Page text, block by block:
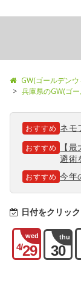
GW(ゴールデン
兵庫県のGW(ゴ
おすすめ ネモ
おすすめ
【
避術
おすすめ 今年
日付をクリッ
wed
4/29
thu
30